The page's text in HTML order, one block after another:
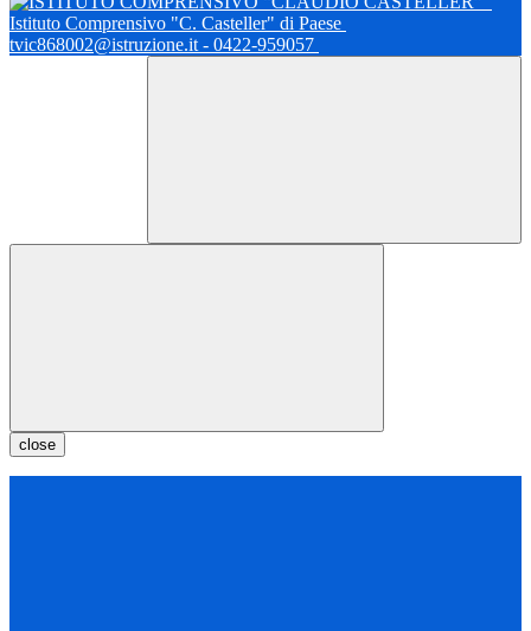
Istituto Comprensivo "C. Casteller" di Paese
tvic868002@istruzione.it - 0422-959057
close